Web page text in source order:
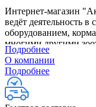
Интернет-магазин
ведёт деятельность
оборудованием,
многими другими
специализировалась
для рыб. В
продажа кормов для
компания занимается
оптовыми поставками.
Подробнее
О компании
Подробнее